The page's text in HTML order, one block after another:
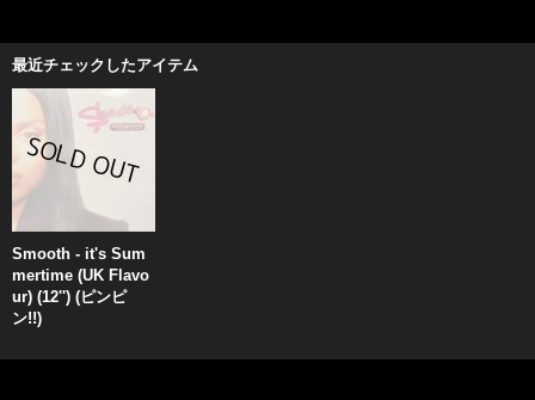
最近チェックしたアイテム
Smooth - it's Sum
mertime (UK Flavo
ur) (12'') (ピンピ
ン!!)